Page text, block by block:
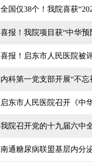
全国仅38个！我院喜获
喜报！我院项目获“中华
喜报！启东市人民医院被
内科第一党支部开展“不
启东市人民医院召开《中
我院召开党的十九届六中
南通糖尿病联盟基层内分